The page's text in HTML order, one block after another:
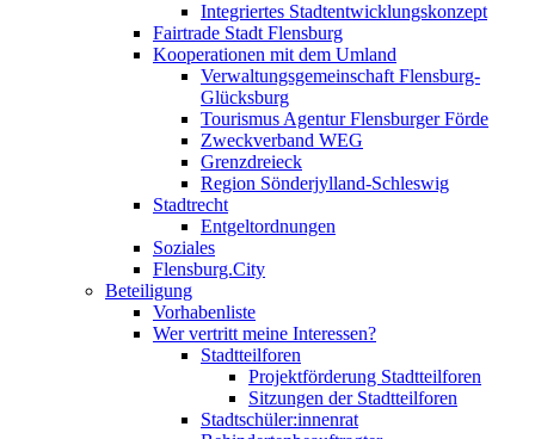
Integriertes Stadtentwicklungskonzept
Fairtrade Stadt Flensburg
Kooperationen mit dem Umland
Verwaltungsgemeinschaft Flensburg-
Glücksburg
Tourismus Agentur Flensburger Förde
Zweckverband WEG
Grenzdreieck
Region Sönderjylland-Schleswig
Stadtrecht
Entgeltordnungen
Soziales
Flensburg.City
Beteiligung
Vorhabenliste
Wer vertritt meine Interessen?
Stadtteilforen
Projektförderung Stadtteilforen
Sitzungen der Stadtteilforen
Stadtschüler:innenrat